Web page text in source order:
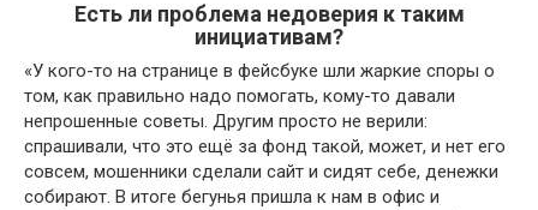
Есть ли проблема недоверия к таким
инициативам?
«У кого-то на странице в фейсбуке шли жаркие споры о
том, как правильно надо помогать, кому-то давали
непрошенные советы. Другим просто не верили:
спрашивали, что это ещё за фонд такой, может, и нет его
совсем, мошенники сделали сайт и сидят себе, денежки
собирают. В итоге бегунья пришла к нам в офис и